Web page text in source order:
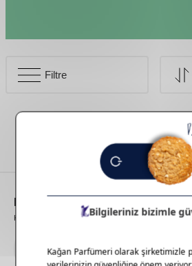
Filtre
İlgili kategoriye ait ürün
Aboneliği
Kampanya ve yeniliklerden haberdar olmak için e-